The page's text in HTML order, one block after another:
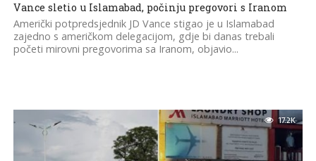
Vance sletio u Islamabad, počinju pregovori s Iranom
Američki potpredsjednik JD Vance stigao je u Islamabad
zajedno s američkom delegacijom, gdje bi danas trebali
početi mirovni pregovorima sa Iranom, objavio...
17.2K